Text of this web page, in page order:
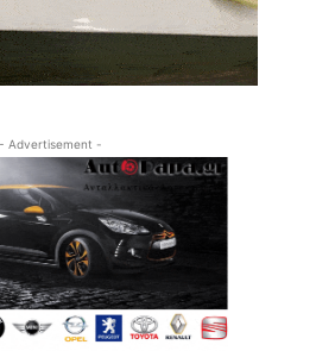
- Advertisement -